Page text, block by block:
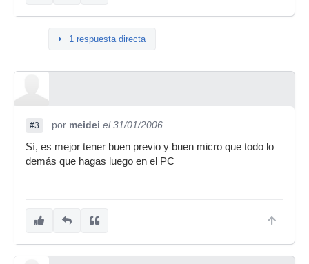
1 respuesta directa
#3 por meidei el 31/01/2006
Sí, es mejor tener buen previo y buen micro que todo lo
demás que hagas luego en el PC